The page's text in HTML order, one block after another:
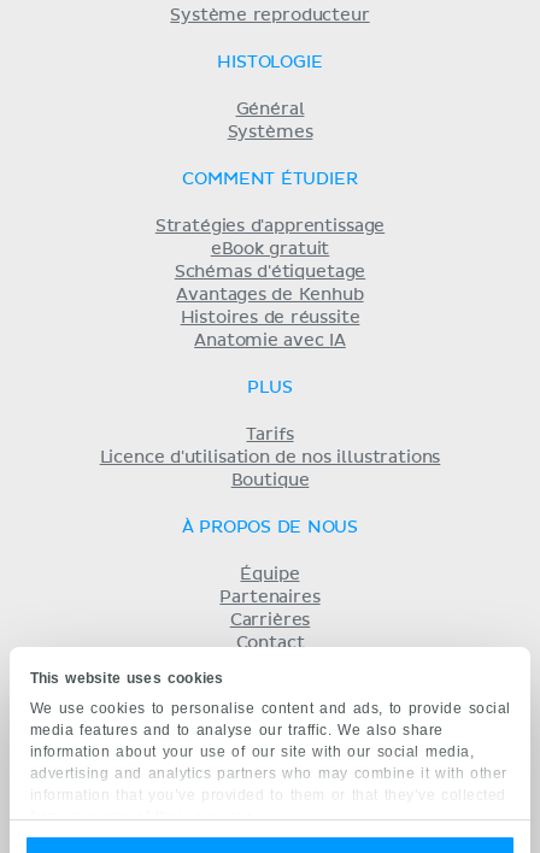
This website uses cookies
We use cookies to personalise content and ads, to provide social
media features and to analyse our traffic. We also share
information about your use of our site with our social media,
advertising and analytics partners who may combine it with other
information that you’ve provided to them or that they’ve collected
from your use of their services.
Système reproducteur
HISTOLOGIE
Général
Systèmes
COMMENT ÉTUDIER
Stratégies d'apprentissage
eBook gratuit
Schémas d'étiquetage
Avantages de Kenhub
Histoires de réussite
Anatomie avec IA
PLUS
Tarifs
Licence d'utilisation de nos illustrations
Boutique
À PROPOS DE NOUS
Équipe
Partenaires
Carrières
Contact
Politique de confidentialité
KENHUB EN...
English